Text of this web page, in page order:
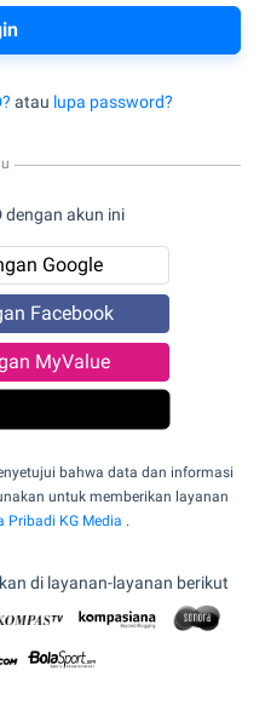
atau lupa password?
dengan akun ini
Google
Facebook
MyValue
bahwa data dan informasi
untuk memberikan layanan
Pribadi KG Media .
di layanan-layanan berikut